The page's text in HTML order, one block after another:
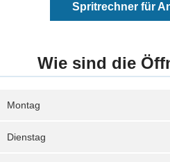
Spritrechner für
Wie sind die
Montag
Dienstag